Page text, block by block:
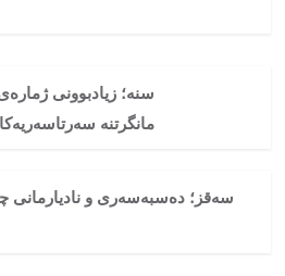
سنە؛ زیادبوونی
مانگرتنە
سەقز؛ دەسبەسەری و نادیارمانی